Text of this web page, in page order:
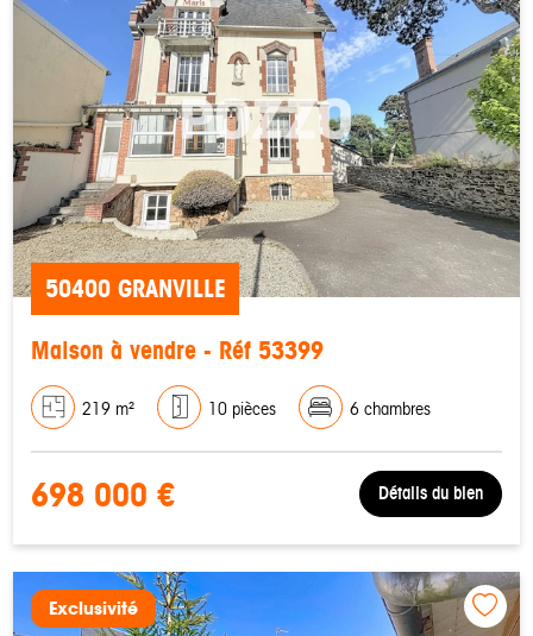
50400 GRANVILLE
Maison à vendre - Réf 53399
219 m² 10 pièces 6 chambres
698 000 € Détails du bien
Exclusivité